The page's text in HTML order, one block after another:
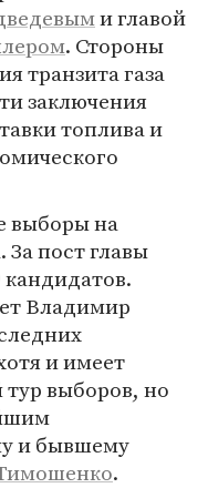
и главой
. Стороны
транзита газа
заключения
топлива и
выборы на
За пост главы
кандидатов.
Владимир
и имеет
выборов, но
и бывшему
.